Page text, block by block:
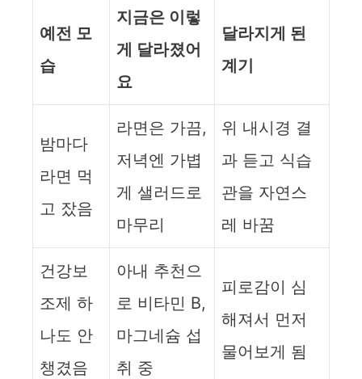
예전 모
습
지금은 이렇
게 달라졌어
요
달라지게 된
계기
밤마다
라면 먹
고 잤음
라면은 가끔,
저녁엔 가볍
게 샐러드로
마무리
위 내시경 결
과 듣고 식습
관을 자연스
레 바꿈
건강보
조제 하
나도 안
챙겼음
아내 추천으
로 비타민 B,
마그네슘 섭
취 중
피로감이 심
해져서 먼저
물어보게 됨